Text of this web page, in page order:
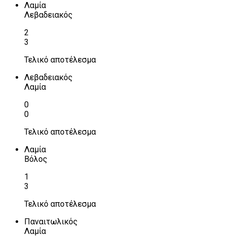
Λαμία
Λεβαδειακός
2
3
Τελικό αποτέλεσμα
Λεβαδειακός
Λαμία
0
0
Τελικό αποτέλεσμα
Λαμία
Βόλος
1
3
Τελικό αποτέλεσμα
Παναιτωλικός
Λαμία